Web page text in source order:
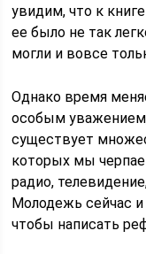
увидим, что к
ее было не так
могли и вовсе
Однако время
особым
существует
которых мы
радио,
Молодежь сейчас и
чтобы написать